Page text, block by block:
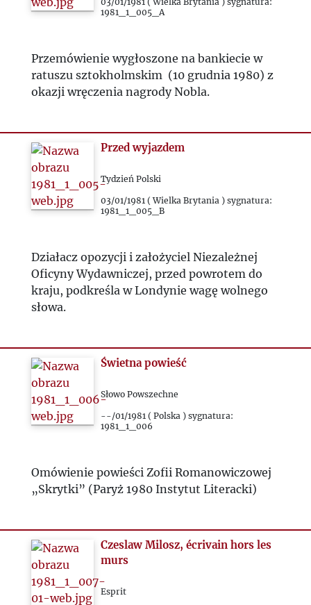
1981_1_005_A
Przemówienie wygłoszone na bankiecie w
ratuszu sztokholmskim (10 grudnia 1980) z
okazji wręczenia nagrody Nobla.
Przed wyjazdem
Tydzień Polski
03/01/1981 ( Wielka Brytania ) sygnatura:
1981_1_005_B
Działacz opozycji i założyciel Niezależnej
Oficyny Wydawniczej, przed powrotem do
kraju, podkreśla w Londynie wagę wolnego
słowa.
Świetna powieść
Słowo Powszechne
--/01/1981 ( Polska ) sygnatura:
1981_1_006
Omówienie powieści Zofii Romanowiczowej
„Skrytki” (Paryż 1980 Instytut Literacki)
Czeslaw Milosz, écrivain hors les
murs
Esprit